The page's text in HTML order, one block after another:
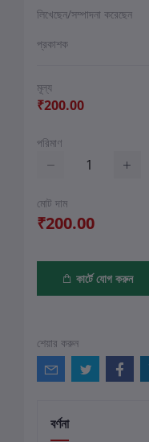
লিখেছেন/সম্পাদনা করেছেন
প্রকাশক
মূল্য
₹200.00
পরিমাণ
মোট দাম
₹200.00
কার্টে যোগ করুন
শেয়ার করুন
বর্ণনা